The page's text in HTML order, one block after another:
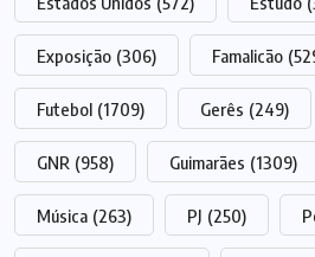
Exposição (306) Famalicão
Futebol (1709) Gerês (249)
GNR (958) Guimarães (1309)
Música (263) PJ (250)